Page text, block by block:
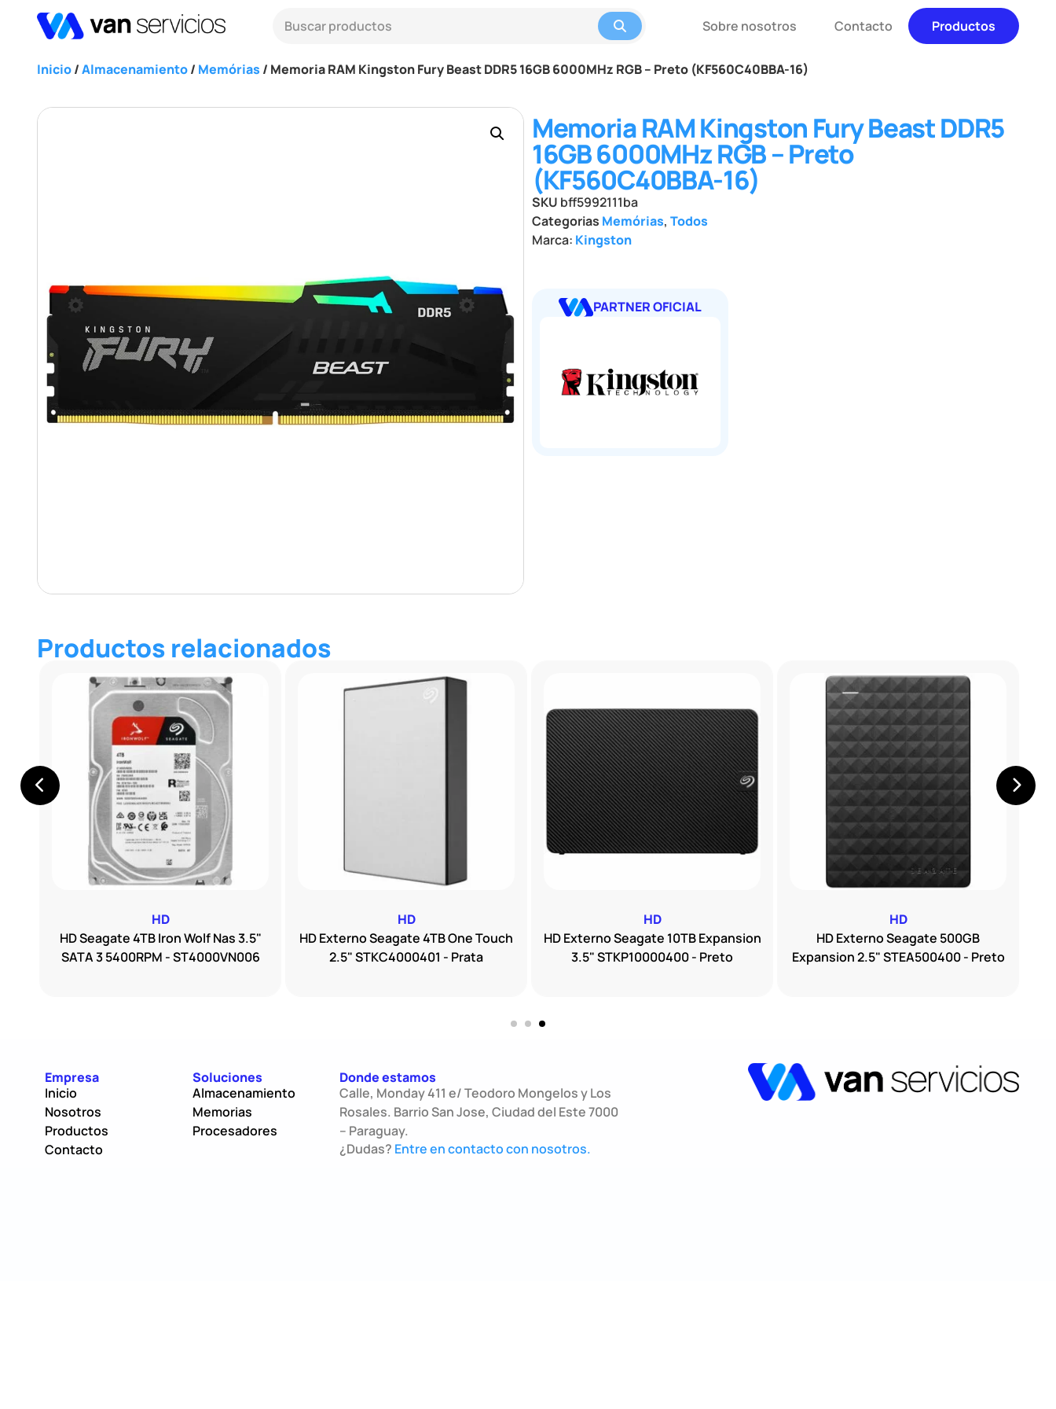
Sobre nosotros Contacto Productos
Inicio/Almacenamiento/ Memórias / Memoria RAM Kingston Fury Beast DDR5 16GB 6000MHz RGB – Preto (KF560C40BBA-16)
Memoria RAM Kingston Fury Beast DDR5
16GB 6000MHz RGB – Preto
(KF560C40BBA-16)
SKU bff5992111ba
Categorias Memórias, Todos
Marca: Kingston
PARTNER OFICIAL
Productos relacionados
HD
HD Externo Seagate 500GB
Expansion 2.5" STEA500400 - Preto
HD
HD Externo Seagate 10TB Expansion
3.5" STKP10000400 - Preto
HD
HD Externo Seagate 4TB One Touch
2.5" STKC4000401 - Prata
HD
HD Seagate 4TB Iron Wolf Nas 3.5"
SATA 3 5400RPM - ST4000VN006
Empresa
Inicio
Nosotros
Productos
Contacto
Soluciones
Almacenamiento
Memorias
Procesadores
Donde estamos
Calle, Monday 411 e/ Teodoro Mongelos y Los
Rosales. Barrio San Jose, Ciudad del Este 7000
– Paraguay.
¿Dudas? Entre en contacto con nosotros.